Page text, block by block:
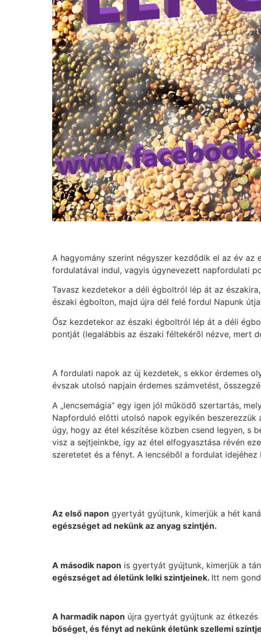
A hagyomány szerint négyszer kezdődik el az év az
fordulatával indul, vagyis úgynevezett napfordulati
Tavasz kezdetekor a déli égboltról lép át az
északi égbolton, majd újra dél felé fordul Napunk
Ősz kezdetekor az északi égboltról lép át a déli
pontját (legalábbis az északi féltekéről nézve, mert
A fordulati napok az új kezdetek, s ekkor érdemes
évszak utolsó napjain érdemes számvetést,
A „lencsemágia” egy igen jól működő szertartás,
Napforduló előtti utolsó napok egyikén
úgy, hogy az étel készítése közben csend legyen, s
visz a sejtjeinkbe, így az étel elfogyasztása révén
szeretetet és a fényt. A lencséből a fordulat
Az első napon gyertyát gyújtunk, kimerjük a hét
egészséget ad nekünk az anyag szintjén.
A második napon is gyertyát gyújtunk, kimerjük a
egészséget ad életünk lelki szintjeinek. Itt nem
A harmadik napon újra gyertyát gyújtunk az
bőséget, és fényt ad nekünk életünk szellemi